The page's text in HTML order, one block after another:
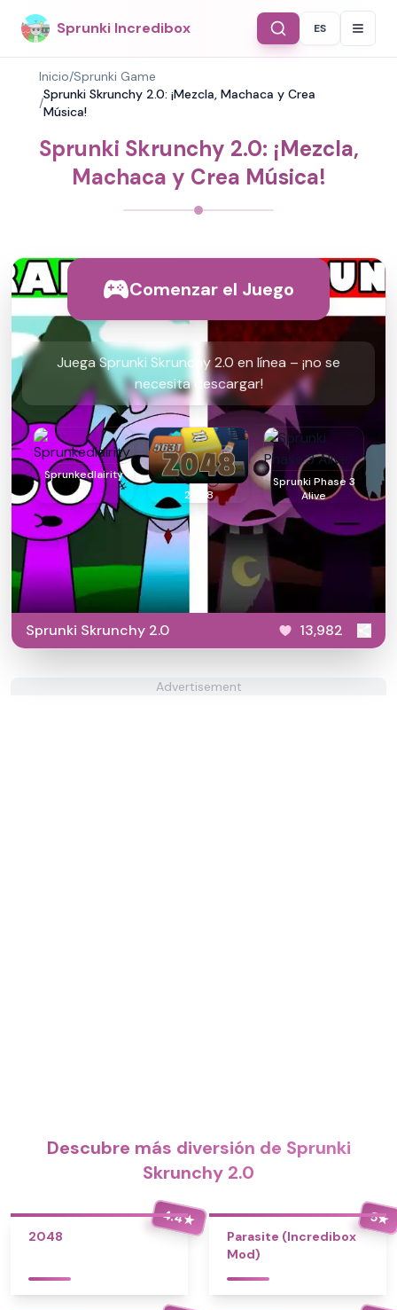
Sprunki Incredibox Select
ES
Inicio/Sprunki Game
/
Sprunki Skrunchy 2.0: ¡Mezcla, Machaca y Crea
Música!
Sprunki Skrunchy 2.0: ¡Mezcla,
Machaca y Crea Música!
Comenzar el Juego
Juega Sprunki Skrunchy 2.0 en línea – ¡no se
necesita descargar!
Sprunkedlairity
2048
Sprunki Phase 3
Alive
Sprunki Skrunchy 2.0 13,982
Advertisement
Descubre más diversión de Sprunki
Skrunchy 2.0
4.4★
2048
5★
Parasite (Incredibox
Mod)